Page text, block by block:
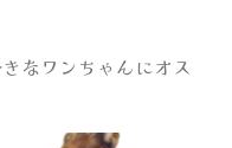
なワンちゃんにオス